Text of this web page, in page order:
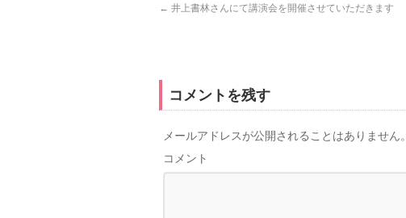
← 井上書林さんにて講演会を開催させていただきます
コメントを残す
メールアドレスが公開されることはありません。
コメント